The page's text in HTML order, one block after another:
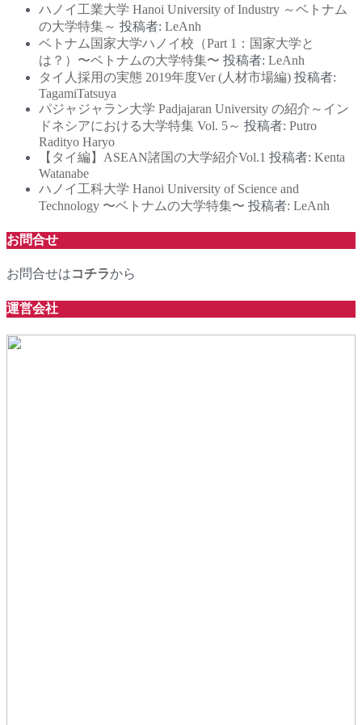
ハノイ工業大学 Hanoi University of Industry ～ベトナム
の大学特集～ 投稿者: LeAnh
ベトナム国家大学ハノイ校（Part 1：国家大学と
は？）〜ベトナムの大学特集〜 投稿者: LeAnh
タイ人採用の実態 2019年度Ver (人材市場編) 投稿者:
TagamiTatsuya
パジャジャラン大学 Padjajaran University の紹介～イン
ドネシアにおける大学特集 Vol. 5～ 投稿者: Putro
Radityo Haryo
【タイ編】ASEAN諸国の大学紹介Vol.1 投稿者: Kenta
Watanabe
ハノイ工科大学 Hanoi University of Science and
Technology 〜ベトナムの大学特集〜 投稿者: LeAnh
お問合せ
お問合せはコチラから
運営会社